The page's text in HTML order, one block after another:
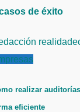
de éxito
realizar
eficiente